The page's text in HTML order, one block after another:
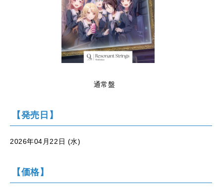
通常盤
【発売日】
2026年04月22日 (水)
【価格】